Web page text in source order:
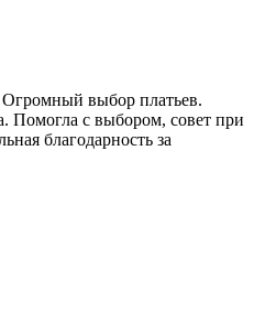
выбор платьев.
Помогла с выбором, совет при
благодарность за